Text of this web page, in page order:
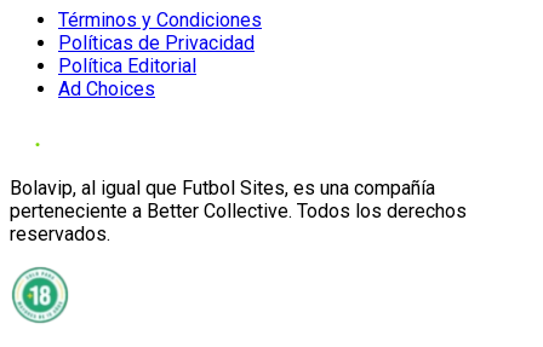
Términos y Condiciones
Políticas de Privacidad
Política Editorial
Ad Choices
Bolavip, al igual que Futbol Sites, es una compañía
perteneciente a Better Collective. Todos los derechos
reservados.